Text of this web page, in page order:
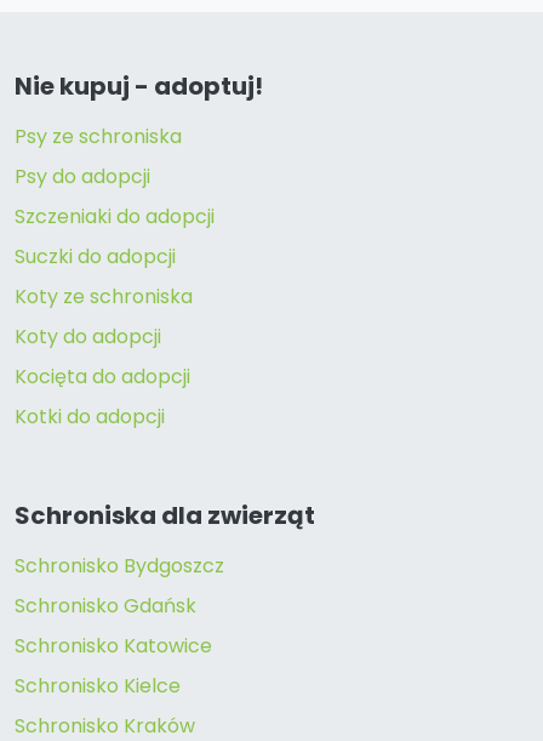
Nie kupuj - adoptuj!
Psy ze schroniska
Psy do adopcji
Szczeniaki do adopcji
Suczki do adopcji
Koty ze schroniska
Koty do adopcji
Kocięta do adopcji
Kotki do adopcji
Schroniska dla zwierząt
Schronisko Bydgoszcz
Schronisko Gdańsk
Schronisko Katowice
Schronisko Kielce
Schronisko Kraków